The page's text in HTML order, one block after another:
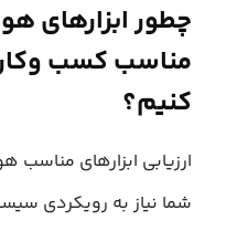
چطور ابزارهای
مناسب کسب
کنیم؟
ارزیابی ابزارهای
شما نیاز به رویکردی